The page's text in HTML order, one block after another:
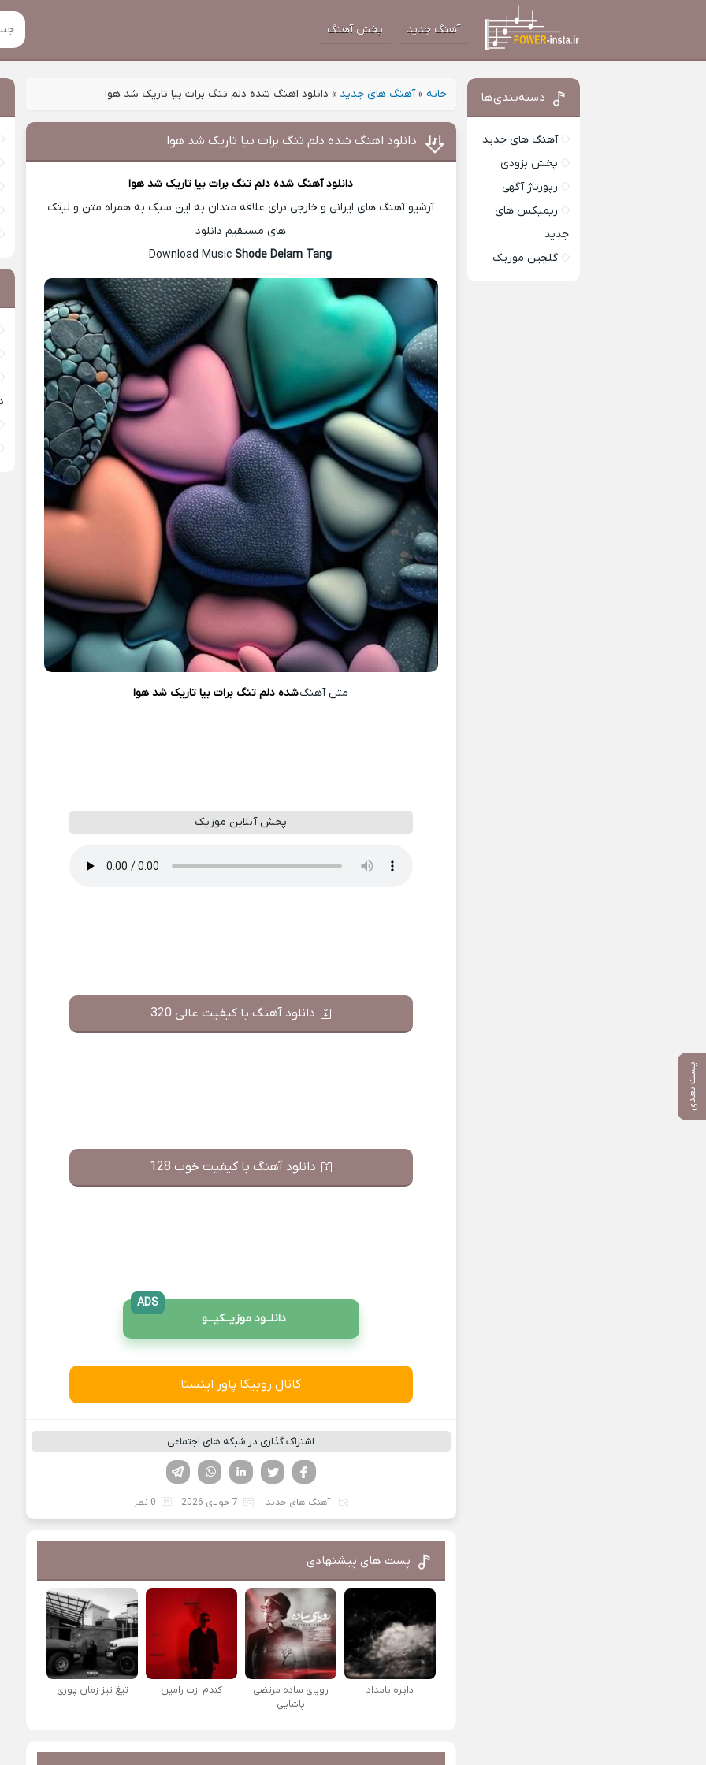
آهنگ جدید پخش آهنگ
خانه »آهنگ های جدید » دانلود اهنگ شده دلم تنگ برات بیا تاریک شد هوا
پست بعدی
دانلود اهنگ شده دلم تنگ برات بیا تاریک شد هوا
دانلود آهنگ شده دلم تنگ برات بیا تاریک شد هوا
آرشیو آهنگ های ایرانی و خارجی برای علاقه مندان به این سبک به همراه متن و لینک
های مستقیم دانلود
Shode Delam Tang
متن آهنگشده دلم تنگ برات بیا تاریک شد هوا
پخش آنلاین موزیک
دانلود آهنگ با کیفیت عالی 320
دانلود آهنگ با کیفیت خوب 128
دانلــود موزیــکیـــو
ADS
کانال روبیکا پاور اینستا
اشتراک گذاری در شبکه های اجتماعی
لینکدین تویتر
فیسوک
آهنگ های جدید 7 جولای 2026 0 نظر
پست های پیشنهادی
دایره بامداد
رویای ساده مرتضی
پاشایی
کندم ازت رامین تیغ تیز زمان پوری
دسته‌بندی‌ها
آهنگ های جدید
پخش بزودی
رپورتاژ آگهی
ریمیکس های
جدید
گلچین موزیک